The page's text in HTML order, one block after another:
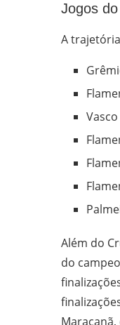
Jogos
A
Além do
do